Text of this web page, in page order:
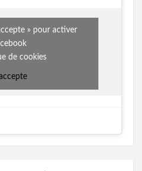
» pour activer
de cookies